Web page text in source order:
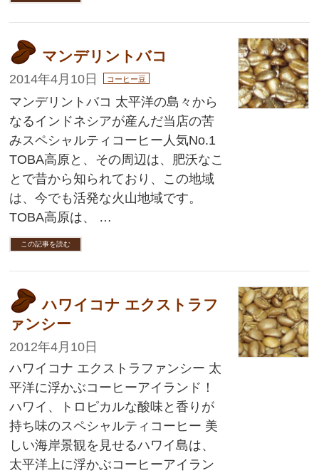
マンデリントバコ
2014年4月10日 コーヒー豆
マンデリントバコ 太平洋の島々から
なるインドネシアが産んだ当店の苦
みスペシャルティコーヒー人気No.1
TOBA高原と、その周辺は、肥沃なこ
とで昔から知られており、この地域
は、今でも活発な火山地域です。
TOBA高原は、 …
この記事を読む
ハワイコナ エクストラフ
ァンシー
2012年4月10日
ハワイコナ エクストラファンシー 太
平洋に浮かぶコーヒーアイランド！
ハワイ、トロピカルな酸味と香りが
持ち味のスペシャルティコーヒー 美
しい海岸景観を見せるハワイ島は、
太平洋上に浮かぶコーヒーアイラン